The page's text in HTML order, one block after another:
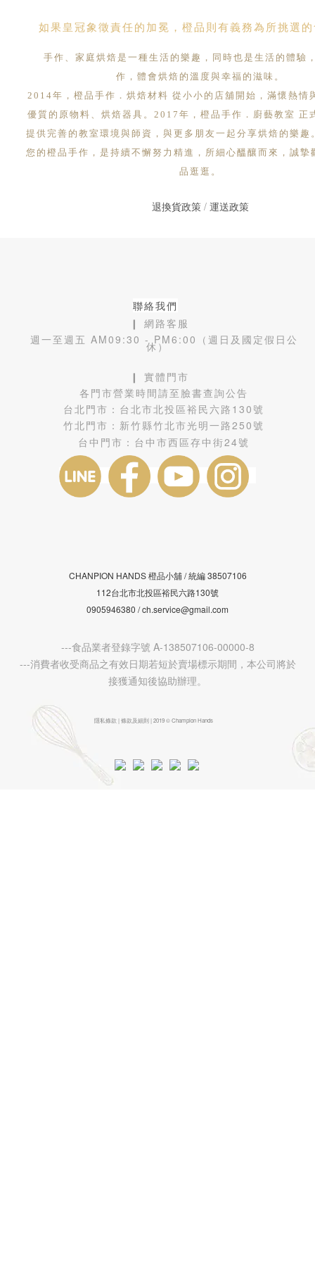
如果皇冠象徵責任的加冕，橙品則有義務為所挑選
手作、家庭烘焙是一種生活的樂趣，同時也是生活的體驗
作，體會烘焙的溫度與幸福的滋味。
2014年，橙品手作．烘焙材料 從小小的店舖開始，滿懷熱情
優質的原物料、烘焙器具。2017年，橙品手作．廚藝教室 正
提供完善的教室環境與師資，與更多朋友一起分享烘焙的樂趣
您的橙品手作，是持續不懈努力精進，所細心醞釀而來，誠摯
品逛逛。
退換貨政策/ 運送政策
聯絡我們
❙ 網路客服
週一至週五 AM09:30 - PM6:00（週日及國定假日公
休）
❙ 實體門市
各門市營業時間請至臉書查詢公告
台北門市： 台北市北投區裕民六路130號
竹北門市： 新竹縣竹北市光明一路250號
台中門市： 台中市西區存中街24號
CHANPION HANDS 橙品小舖 /統編38507106
112台北市北投區裕民六路130號
0905946380 / ch.service@gmail.com
---食品業者登錄字號 A-138507106-00000-8
---消費者收受商品之有效日期若短於賣場標示期間，本公司將於
接獲通知後協助辦理。
隱私條款 | 條款及細則 | 2019 © Champion Hands